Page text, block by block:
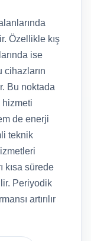
Özellikle kış
ise
cihazların
Bu noktada
de enerji
teknik
kısa sürede
Periyodik
artırılır